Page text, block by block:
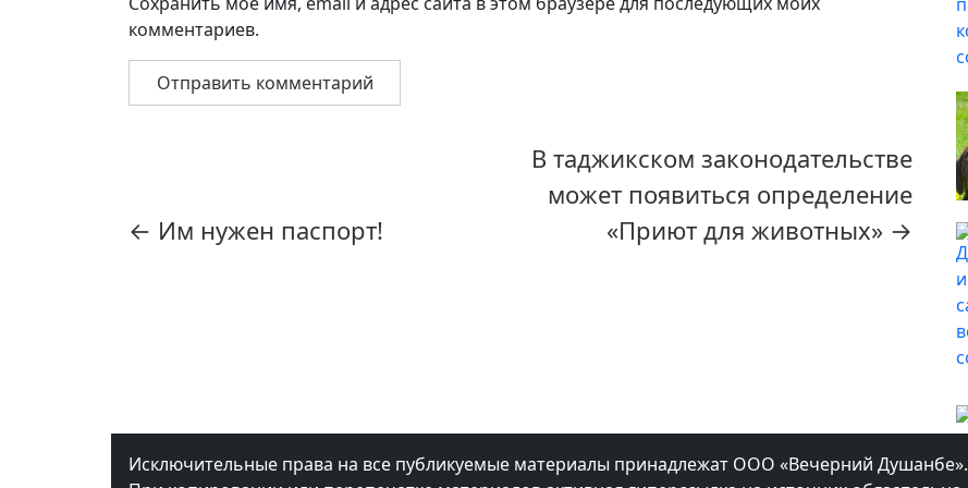
комментариев.
записям
← Им нужен паспорт!
В таджикском законодательстве
может появиться определение
«Приют для животных» →
Исключительные права на все публикуемые материалы принадлежат ООО «Вечерний Душанбе».